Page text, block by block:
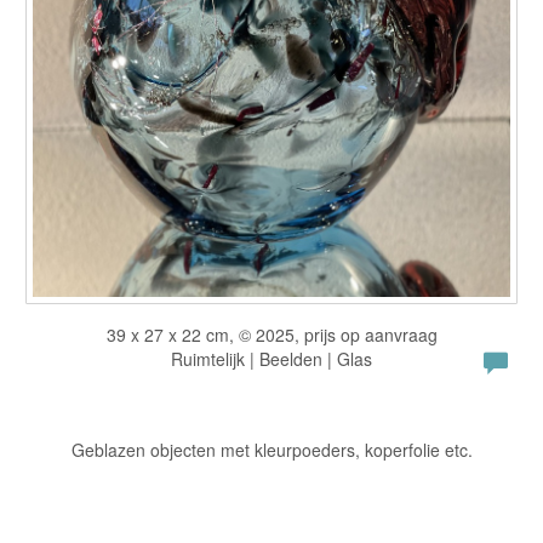
39 x 27 x 22 cm, © 2025, prijs op aanvraag
Ruimtelijk | Beelden | Glas
Geblazen objecten met kleurpoeders, koperfolie etc.